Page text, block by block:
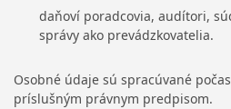
daňoví poradcovia, audítori,
správy ako prevádzkovatelia.
Osobné údaje sú spracúvané
príslušným právnym predpisom.